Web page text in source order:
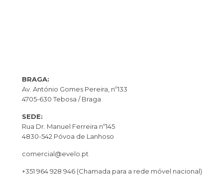
BRAGA:
Av. António Gomes Pereira, nº133
4705-630 Tebosa / Braga
SEDE:
Rua Dr. Manuel Ferreira nº145
4830-542 Póvoa de Lanhoso
comercial@evelo.pt
+351 964 928 946 (Chamada para a rede móvel nacional)